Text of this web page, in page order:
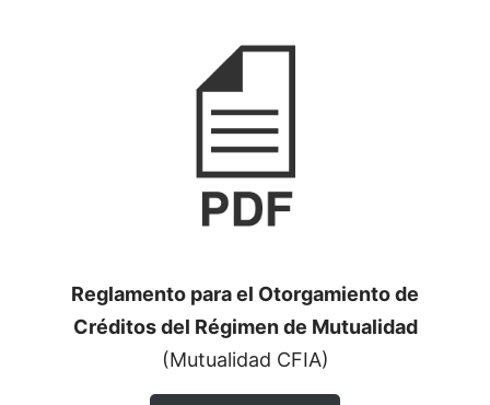
Reglamento para el Otorgamiento de
Créditos del Régimen de Mutualidad
(Mutualidad CFIA)